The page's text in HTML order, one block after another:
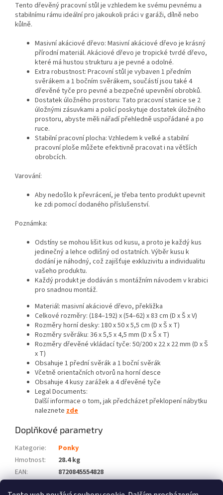
Tento dřevěný pracovní stůl je vzhledem ke svému pevnému a
stabilnímu rámu ideální pro jakoukoli práci v garáži, dílně nebo
kůlně.
Masivní akáciové dřevo: Masivní akáciové dřevo je krásný
přírodní materiál. Akáciové dřevo je tropické tvrdé dřevo,
které má hustou strukturu a je pevné a odolné.
Extra robustnost: Pracovní stůl je vybaven 1 předním
svěrákem a 1 bočním svěrákem, součástí jsou také 4
dřevěné tyče pro pevné a bezpečné upevnění obrobků.
Dostatek úložného prostoru: Tato pracovní stanice se 2
úložnými zásuvkami a policí poskytuje dostatek úložného
prostoru, abyste měli nářadí přehledně uspořádané a po
ruce.
Stabilní pracovní plocha: Vzhledem k velké a stabilní
pracovní ploše můžete efektivně pracovat i na větších
obrobcích.
Varování:
Aby nedošlo k převrácení, je třeba tento produkt upevnit
ke zdi pomocí dodaného příslušenství.
Poznámka:
Odstíny se mohou lišit kus od kusu, a proto je každý kus
jedinečný a lehce odlišný od ostatních. Výběr kusu k
dodání je náhodný, což zajišťuje exkluzivitu a individualitu
vašeho produktu.
Každý produkt je dodáván s montážním návodem v krabici
pro snadnou montáž.
Materiál: masivní akáciové dřevo, překližka
Celkové rozměry: (184–192) x (54–62) x 83 cm (D x Š x V)
Rozměry horní desky: 180 x 50 x 5,5 cm (D x Š x T)
Rozměry svěráku: 36 x 5,5 x 4,5 mm (D x Š x T)
Rozměry dřevěné vkládací tyče: 50/200 x 22 x 22 mm (D x Š
x T)
Obsahuje 1 přední svěrák a 1 boční svěrák
Včetně orientačních otvorů na horní desce
Obsahuje 4 kusy zarážek a 4 dřevěné tyče
Legal Documents:
Další informace o tom, jak předcházet překlopení nábytku
naleznete zde
Doplňkové parametry
Kategorie:
Ponky
Hmotnost:
28.4 kg
EAN:
8720845554828